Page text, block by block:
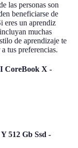
las personas son
beneficiarse de
eres un aprendiz
muchas
de aprendizaje te
tus preferencias.
CoreBook X -
512 Gb Ssd -